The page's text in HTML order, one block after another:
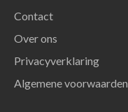
Contact
Over ons
Privacyverklaring
Algemene voorwaarden